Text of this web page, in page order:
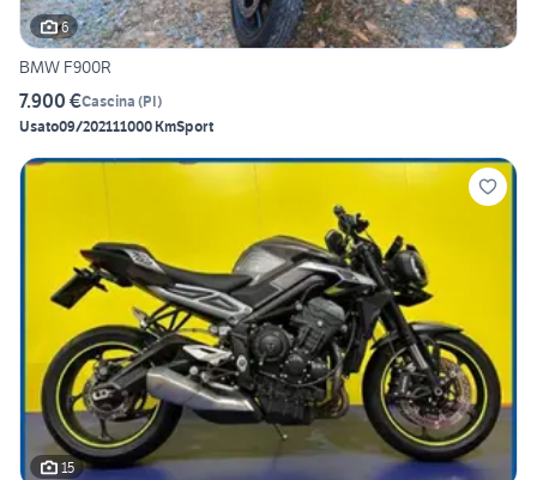
6
BMW F900R
7.900 €Cascina (PI)
Usato09/202111000 KmSport
15